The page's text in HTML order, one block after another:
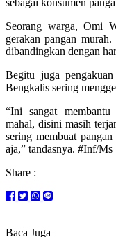
Seorang warga, Omi
gerakan pangan
dibandingkan dengan
Begitu juga
Bengkalis sering
“Ini sangat
mahal, disini masih
sering membuat
aja,” tandasnya. #Inf/Ms
Share :
Baca Juga